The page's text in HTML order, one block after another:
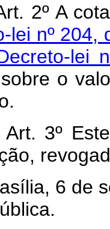
2º A
lei nº 204,
lei
o
Este
6 de